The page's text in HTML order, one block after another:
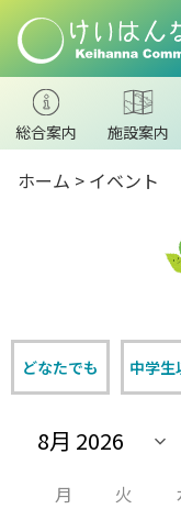
総合案内 施設案内
ホーム > イベント
どなたでも 中学生
月 火